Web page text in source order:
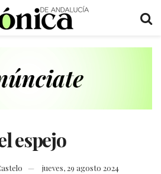
espejo
jueves, 29 agosto 2024